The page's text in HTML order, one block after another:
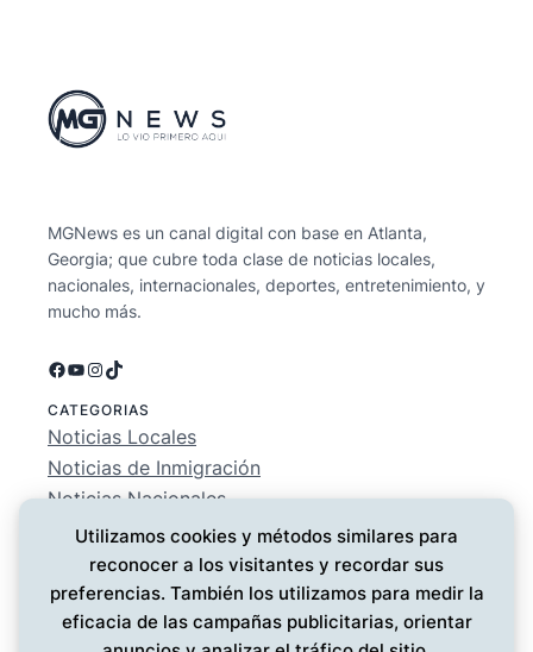
MGNews es un canal digital con base en Atlanta,
Georgia; que cubre toda clase de noticias locales,
nacionales, internacionales, deportes, entretenimiento, y
mucho más.
Facebook
YouTube
Instagram
TikTok
CATEGORIAS
Noticias Locales
Noticias de Inmigración
Noticias Nacionales
Deportes
Entretenimiento
EMPRESA
Conócenos
Política de Privacidad
Utilizamos cookies y métodos similares para
reconocer a los visitantes y recordar sus
preferencias. También los utilizamos para medir la
eficacia de las campañas publicitarias, orientar